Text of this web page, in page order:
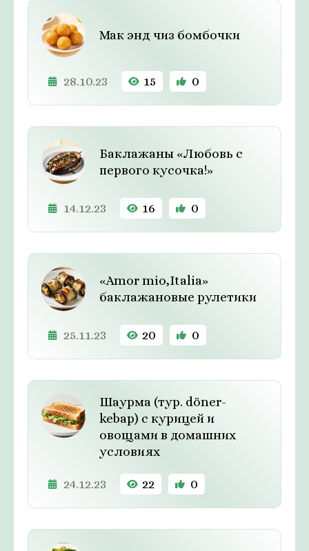
Мак энд чиз бомбочки
28.10.23 15 0
Баклажаны «Любовь с
первого кусочка!»
14.12.23 16 0
«Amor mio,Italia»
баклажановые рулетики
25.11.23 20 0
Шаурма (тур. döner-
kebap) с курицей и
овощами в домашних
условиях
24.12.23 22 0